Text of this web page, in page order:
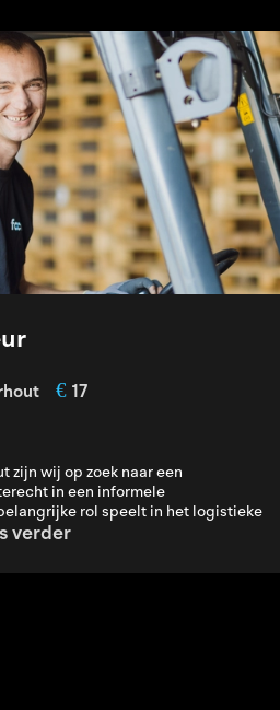
€ 17
zijn wij op zoek naar een
in een informele
rol speelt in het logistieke
verder